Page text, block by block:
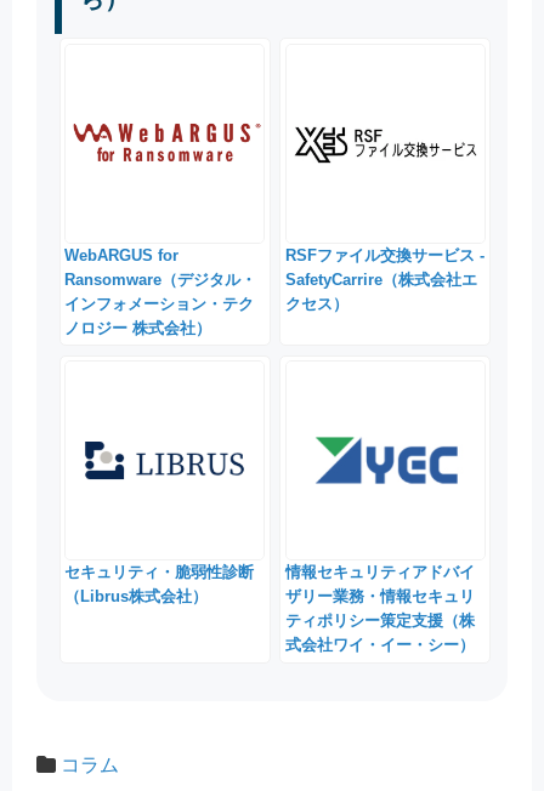
WebARGUS for
Ransomware（デジタル・
インフォメーション・テク
ノロジー 株式会社）
RSFファイル交換サービス -
SafetyCarrire（株式会社エ
クセス）
セキュリティ・脆弱性診断
（Librus株式会社）
情報セキュリティアドバイ
ザリー業務・情報セキュリ
ティポリシー策定支援（株
式会社ワイ・イー・シー）
コラム